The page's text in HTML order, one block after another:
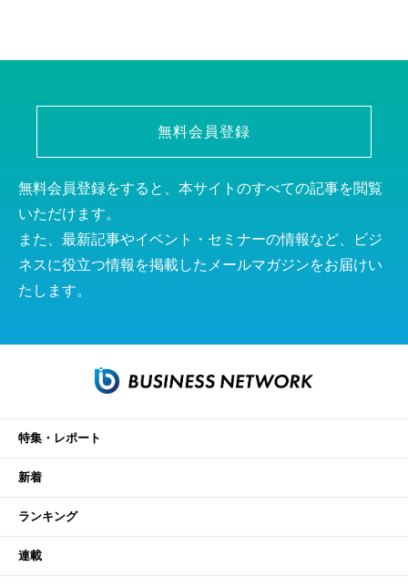
無料会員登録
無料会員登録をすると、本サイトのすべての記事を閲覧
いただけます。
また、最新記事やイベント・セミナーの情報など、ビジ
ネスに役立つ情報を掲載したメールマガジンをお届けい
たします。
特集・レポート
新着
ランキング
連載